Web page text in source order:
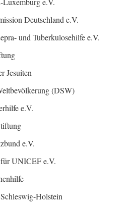
Deutschland e.V.
und Tuberkulosehilfe e.V.
Jesuiten
(DSW)
e.V.
e.V.
UNICEF e.V.
Holstein